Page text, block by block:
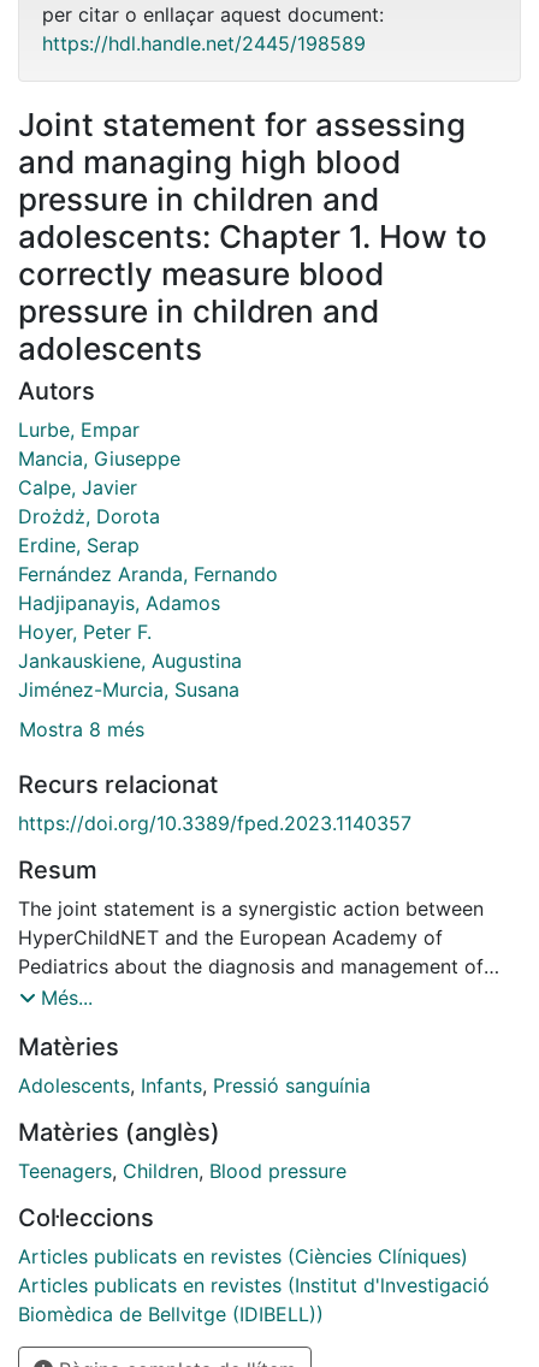
per citar o enllaçar aquest document:
https://hdl.handle.net/2445/198589
Joint statement for assessing
and managing high blood
pressure in children and
adolescents: Chapter 1. How to
correctly measure blood
pressure in children and
adolescents
Autors
Lurbe, Empar
Mancia, Giuseppe
Calpe, Javier
Drożdż, Dorota
Erdine, Serap
Fernández Aranda, Fernando
Hadjipanayis, Adamos
Hoyer, Peter F.
Jankauskiene, Augustina
Jiménez-Murcia, Susana
Mostra 8 més
Recurs relacionat
https://doi.org/10.3389/fped.2023.1140357
Resum
The joint statement is a synergistic action between
HyperChildNET and the European Academy of
Pediatrics about the diagnosis and management of
hypertension in youth, based on the European Society
aim to improve its implementation. The first and most
important requirement for the diagnosis and
measurement of office blood pressure that is currently
recommended for screening, diagnosis, and
adolescents. Blood pressure levels should be screened
in all children starting from the age of 3 years. In those
children with risk factors for high blood pressure, it
should be measured at each medical visit and may
start before the age of 3 years. Twenty-four-hour
Més...
Matèries
Adolescents, Infants, Pressió sanguínia
Matèries (anglès)
Teenagers, Children, Blood pressure
Col·leccions
Articles publicats en revistes (Ciències Clíniques)
Articles publicats en revistes (Institut d'lnvestigació
Biomèdica de Bellvitge (IDIBELL))